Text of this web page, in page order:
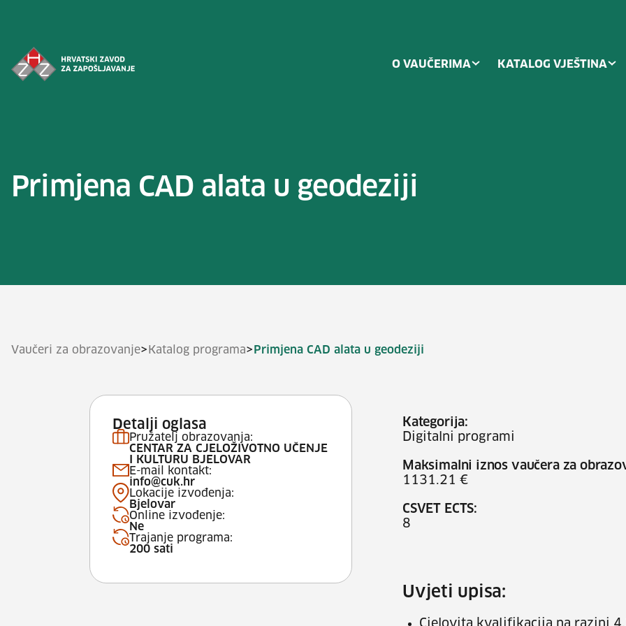
O VAUČERIMA KATALOG VJEŠTINA
Primjena CAD alata u geodeziji
Vaučeri za obrazovanje> Katalog programa> Primjena CAD alata u geodeziji
Detalji oglasa
Pružatelj obrazovanja:
CENTAR ZA CJELOŽIVOTNO UČENJE
I KULTURU BJELOVAR
E-mail kontakt:
info@cuk.hr
Lokacije izvođenja:
Bjelovar
Online izvođenje:
Ne
Trajanje programa:
200 sati
Kategorija:
Digitalni programi
Maksimalni iznos vaučera za
1131.21 €
CSVET ECTS:
8
Uvjeti upisa: